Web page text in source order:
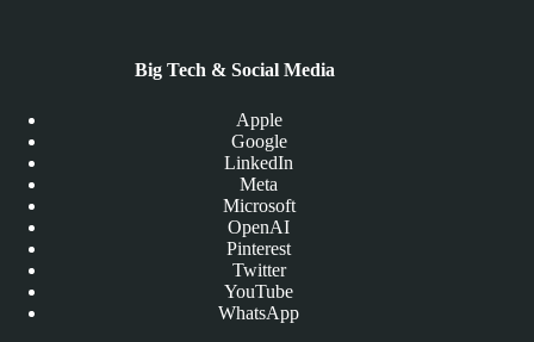
Big Tech & Social Media
Apple
Google
LinkedIn
Meta
Microsoft
OpenAI
Pinterest
Twitter
YouTube
WhatsApp